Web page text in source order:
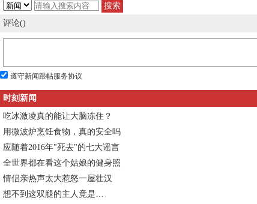
搜索
评论()
遵守新闻跟帖服务协议
时刻新闻
吃冰激凌真的能让大脑冻住？
用微波炉烹饪食物，真的安全吗
应随着2016年"死去"的七大谣言
全世界都在看这个姑娘的健身照
情侣亲热声太大惹怒一屋壮汉
想不到这双腿的主人竟是…